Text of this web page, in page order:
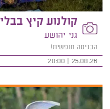
קולנוע קיץ בבלי 2026
גני יהושע
הכניסה חופשית!
25.08.26 | 20:00